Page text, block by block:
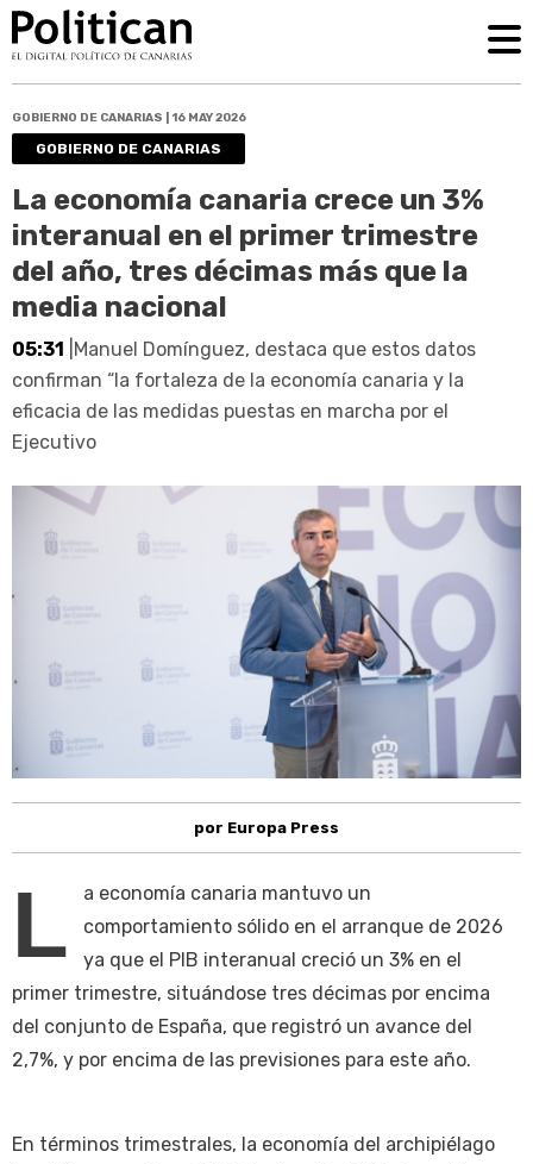
GOBIERNO DE CANARIAS | 16 MAY 2026
GOBIERNO DE CANARIAS
La economía canaria crece un 3%
interanual en el primer trimestre
del año, tres décimas más que la
media nacional
05:31 |Manuel Domínguez, destaca que estos datos
confirman “la fortaleza de la economía canaria y la
eficacia de las medidas puestas en marcha por el
Ejecutivo
por Europa Press
L
a economía canaria mantuvo un
comportamiento sólido en el arranque de 2026
ya que el PIB interanual creció un 3% en el
primer trimestre, situándose tres décimas por encima
del conjunto de España, que registró un avance del
2,7%, y por encima de las previsiones para este año.
En términos trimestrales, la economía del archipiélago